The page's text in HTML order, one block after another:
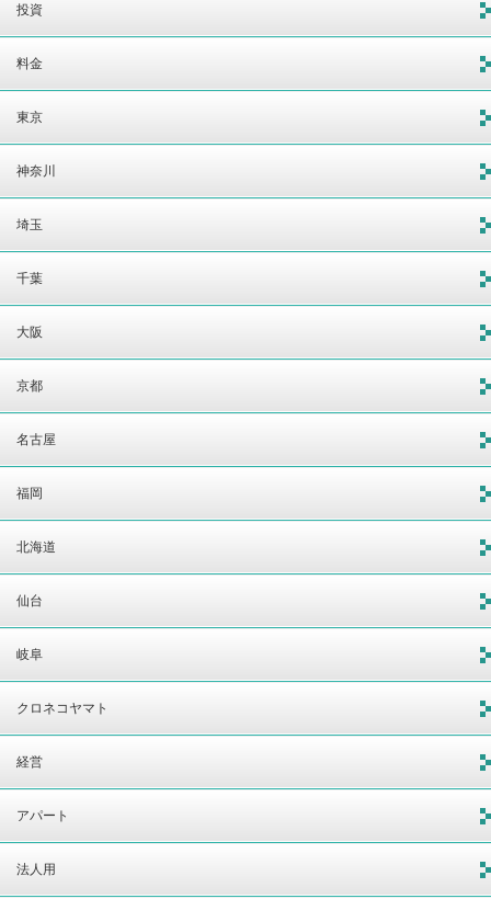
投資
料金
東京
神奈川
埼玉
千葉
大阪
京都
名古屋
福岡
北海道
仙台
岐阜
クロネコヤマト
経営
アパート
法人用